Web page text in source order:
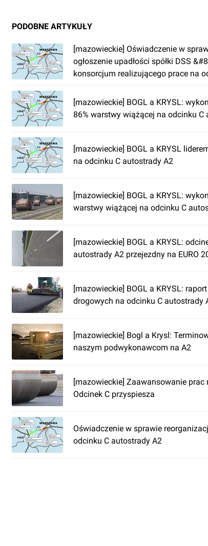
PODOBNE ARTYKUŁY
[mazowieckie] Oświadczenie w
ogłoszenie upadłości spółki DSS
konsorcjum realizującego prace na
[mazowieckie] BOGL a KRYSL:
86% warstwy wiążącej na odcinku C
[mazowieckie] BOGL a KRYSL
na odcinku C autostrady A2
[mazowieckie] BOGL a KRYSL:
warstwy wiążącej na odcinku C
[mazowieckie] BOGL a KRYSL:
autostrady A2 przejezdny na EURO
[mazowieckie] BOGL a KRYSL:
drogowych na odcinku C autostrady
[mazowieckie] Bogl a Krysl:
naszym podwykonawcom na A2
[mazowieckie] Zaawansowanie prac
Odcinek C przyspiesza
Oświadczenie w sprawie
odcinku C autostrady A2